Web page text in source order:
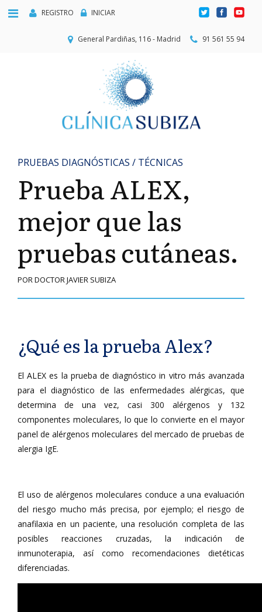
REGISTRO INICIAR
General Pardiñas, 116 - Madrid 91 561 55 94
PRUEBAS DIAGNÓSTICAS / TÉCNICAS
Prueba ALEX,
mejor que las
pruebas cutáneas.
POR DOCTOR JAVIER SUBIZA
¿Qué es la prueba Alex?
El ALEX es la prueba de diagnóstico in vitro más avanzada
para el diagnóstico de las enfermedades alérgicas, que
determina de una vez, casi 300 alérgenos y 132
componentes moleculares, lo que lo convierte en el mayor
panel de alérgenos moleculares del mercado de pruebas de
alergia IgE.
El uso de alérgenos moleculares conduce a una evaluación
del riesgo mucho más precisa, por ejemplo; el riesgo de
anafilaxia en un paciente, una resolución completa de las
posibles reacciones cruzadas, la indicación de
inmunoterapia, así como recomendaciones dietéticas
diferenciadas.